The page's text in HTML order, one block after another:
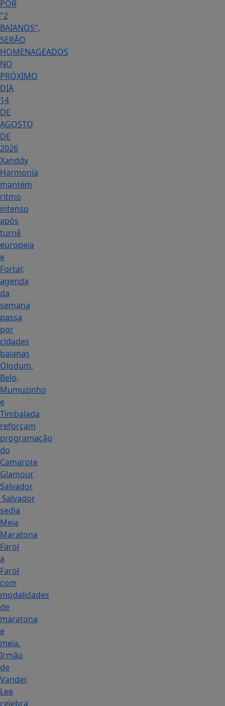
POR
"2
BAIANOS",
SERÃO
HOMENAGEADOS
NO
PRÓXIMO
DIA
14
DE
AGOSTO
DE
2026
Xanddy
Harmonia
mantém
ritmo
intenso
após
turnê
europeia
e
Fortal;
agenda
da
semana
passa
por
cidades
baianas
Olodum,
Belo,
Mumuzinho
e
Timbalada
reforçam
programação
do
Camarote
Glamour
Salvador
Salvador
sedia
Meia
Maratona
Farol
a
Farol
com
modalidades
de
maratona
e
meia.
Irmão
de
Vander
Lee
celebra